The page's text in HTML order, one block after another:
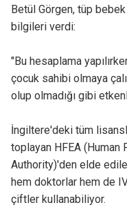
Betül Görgen, tüp
bilgileri verdi:
"Bu hesaplama
çocuk sahibi olmaya
olup olmadığı gibi
İngiltere'deki tüm
toplayan HFEA
Authority)'den elde
hem doktorlar hem de
çiftler kullanabiliyor.